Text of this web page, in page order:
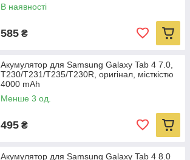
В наявності
585 ₴
Акумулятор для Samsung Galaxy Tab 4 7.0,
T230/T231/T235/T230R, оригінал, місткістю
4000 mAh
Менше 3 од.
495 ₴
Акумулятор для Samsung Galaxy Tab 4 8.0